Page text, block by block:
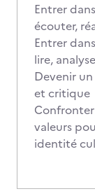
Entrer
écouter,
Entrer
lire,
Devenir
et critique
valeurs
identité